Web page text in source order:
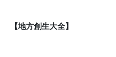
【地方創生大全】